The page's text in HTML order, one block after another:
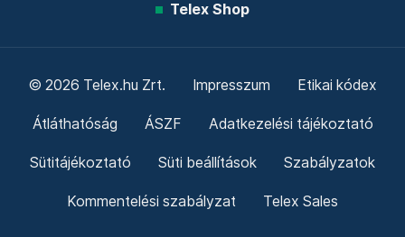
Telex Shop
© 2026 Telex.hu Zrt. Impresszum Etikai kódex
Átláthatóság ÁSZF Adatkezelési tájékoztató
Sütitájékoztató Süti beállítások Szabályzatok
Kommentelési szabályzat Telex Sales